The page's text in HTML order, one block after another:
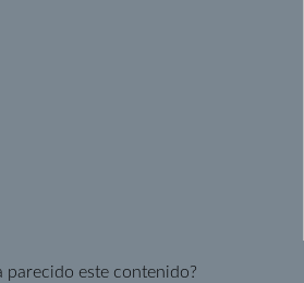
parecido este contenido?